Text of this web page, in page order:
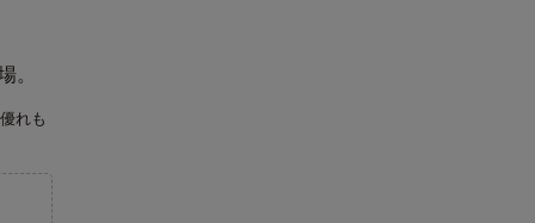
。
れも